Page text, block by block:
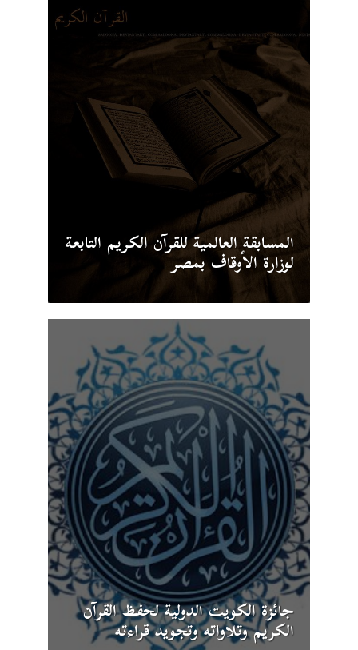
جائزة الكويت الدولية لحفظ القرآن
الكريم وتلاواته وتجويد قراءته
المسابقة العالمية للقرآن الكريم التابعة
لوزارة الأوقاف بمصر